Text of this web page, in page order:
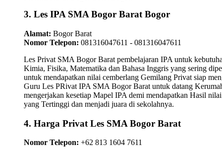
3. Les IPA SMA Bogor Barat Bogor
Alamat: Bogor Barat
Nomor Telepon: 081316047611 - 081316047611
Les Privat SMA Bogor Barat pembelajaran IPA untuk
Kimia, Fisika, Matematika dan Bahasa Inggris yang sering
untuk mendapatkan nilai cemberlang Gemilang Privat siap
Guru Les PRivat IPA SMA Bogor Barat untuk datang
mengerjakan kesetiap Mapel IPA demi mendapatkan Hasil nilai
yang Tertinggi dan menjadi juara di sekolahnya.
4. Harga Privat Les SMA Bogor Barat
Nomor Telepon: +62 813 1604 7611